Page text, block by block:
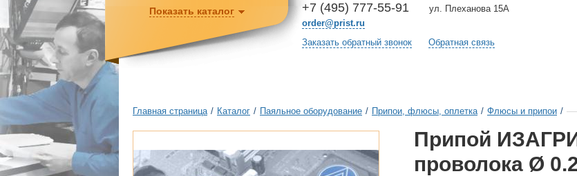
+7 (495) 777-55-91
order@prist.ru
ул. Плеханова 15А
Заказать обратный звонок Обратная связь
Показать каталог
Главная страница / Каталог / Паяльное оборудование / Припои, флюсы, оплетка / Флюсы и припои /
Припой
проволока Ø